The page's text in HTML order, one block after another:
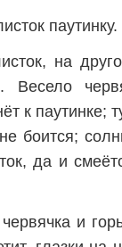
паутинку.
на
Весело
к паутинке;
боится;
да и
и